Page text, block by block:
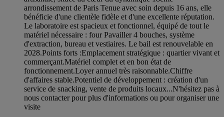
arrondissement de Paris Tenue avec soin depuis 16 ans, elle
bénéficie d'une clientèle fidèle et d'une excellente réputation. ​
Le laboratoire est spacieux et fonctionnel, équipé de tout le
matériel nécessaire : four Pavailler 4 bouches, système
d'extraction, bureau et vestiaires. Le bail est renouvelable en
2028. ​Points forts : ​Emplacement stratégique : quartier vivant et
commerçant. ​Matériel complet et en bon état de
fonctionnement. ​Loyer annuel très raisonnable. ​Chiffre
d'affaires stable. ​Potentiel de développement : création d'un
service de snacking, vente de produits locaux... ​N'hésitez pas à
nous contacter pour plus d'informations ou pour organiser une
visite